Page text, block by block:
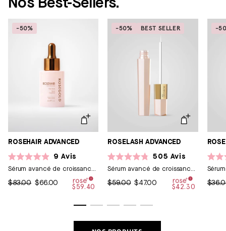
-50%
ROSEHAIR ADVANCED
Noté
4.9
sur
5
9 Avis
Sérum avancé de croissance
pour cheveux
$83.00 $66.00 $59.40
-50% BEST SELLER
ROSELASH ADVANCED
Noté
4.8
sur
5
505 Avis
Sérum avancé de croissance
pour cils
$59.00 $47.00 $42.30
-
Noté
4.7
sur
5